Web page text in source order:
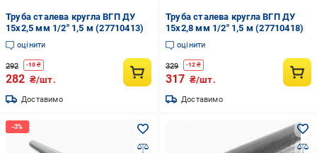
Труба сталева кругла ВГП ДУ
15х2,5 мм 1/2" 1,5 м (27710413)
оцінити
292 -10 ₴
282 ₴/шт.
Доставимо
Труба сталева кругла ВГП ДУ
15х2,8 мм 1/2" 1,5 м (27710418)
оцінити
329 -12 ₴
317 ₴/шт.
Доставимо